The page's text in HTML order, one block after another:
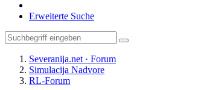
Erweiterte Suche
Severanija.net · Forum
Simulacija Nadvore
RL-Forum